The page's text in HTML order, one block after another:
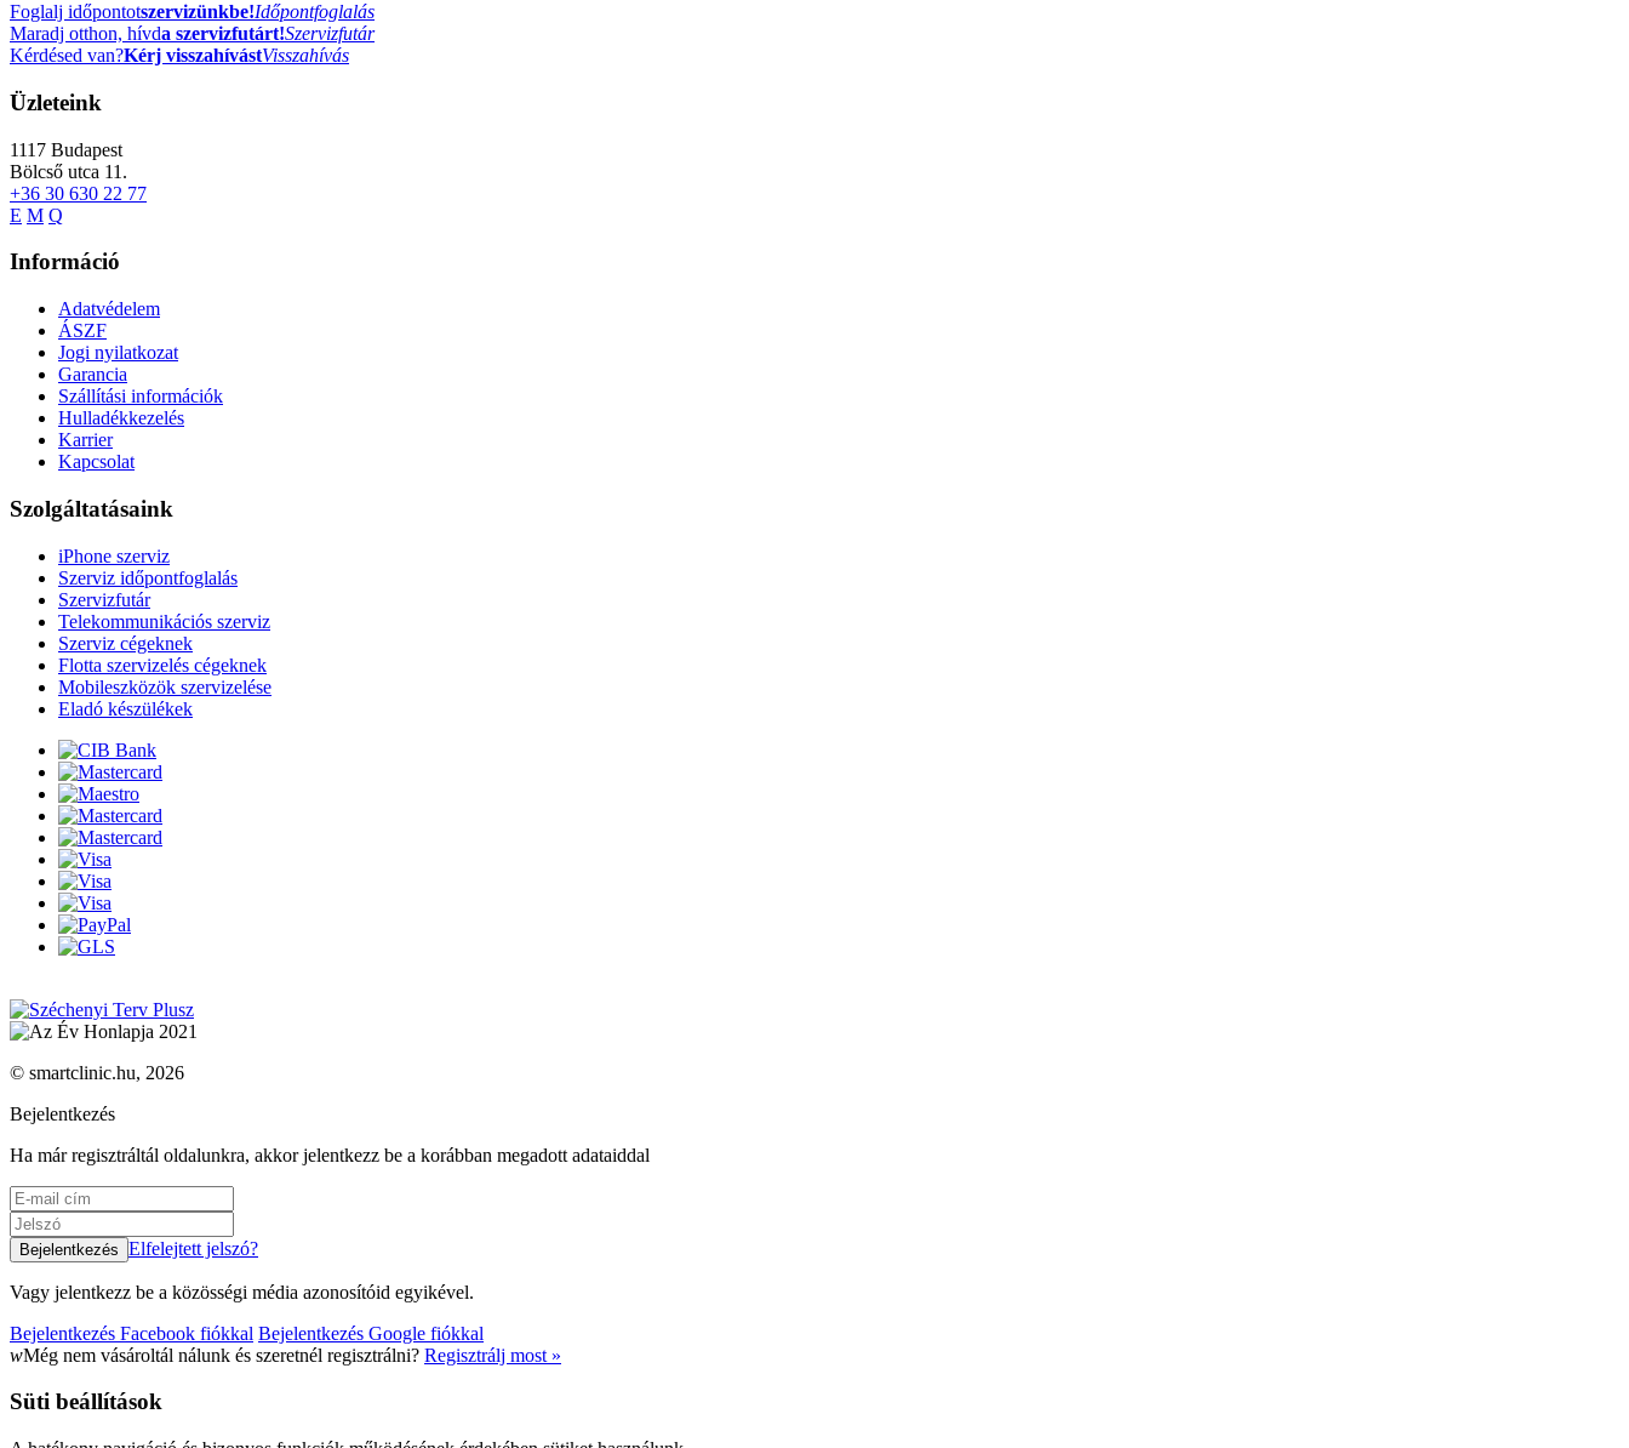
Foglalj időpontotszervizünkbe!Időpontfoglalás
Maradj otthon, hívda szervizfutárt!Szervizfutár
Kérdésed van?Kérj visszahívástVisszahívás
Üzleteink
1117 Budapest
Bölcső utca 11.
+36 30 630 22 77
E M Q
Információ
Adatvédelem
ÁSZF
Jogi nyilatkozat
Garancia
Szállítási információk
Hulladékkezelés
Karrier
Kapcsolat
Szolgáltatásaink
iPhone szerviz
Szerviz időpontfoglalás
Szervizfutár
Telekommunikációs szerviz
Szerviz cégeknek
Flotta szervizelés cégeknek
Mobileszközök szervizelése
Eladó készülékek
© smartclinic.hu, 2026
Bejelentkezés
Ha már regisztráltál oldalunkra, akkor jelentkezz be a korábban megadott adataiddal
Elfelejtett jelszó?
Vagy jelentkezz be a közösségi média azonosítóid egyikével.
Bejelentkezés Facebook fiókkal Bejelentkezés Google fiókkal
wMég nem vásároltál nálunk és szeretnél regisztrálni? Regisztrálj most »
Süti beállítások